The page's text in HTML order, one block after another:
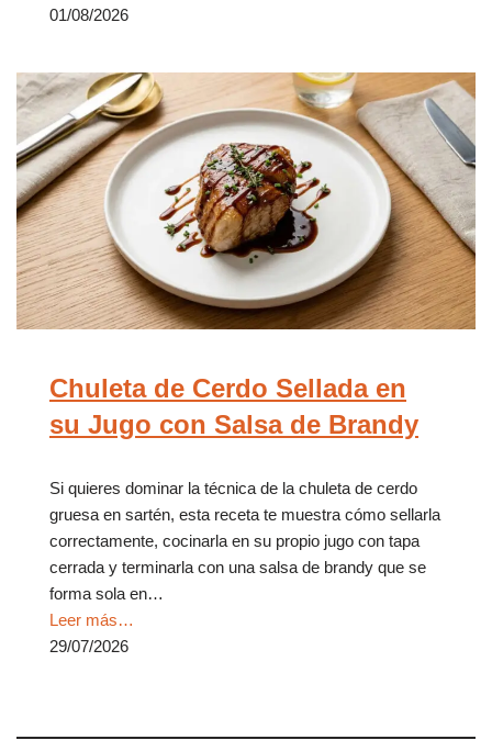
01/08/2026
Chuleta de Cerdo Sellada en
su Jugo con Salsa de Brandy
Si quieres dominar la técnica de la chuleta de cerdo
gruesa en sartén, esta receta te muestra cómo sellarla
correctamente, cocinarla en su propio jugo con tapa
cerrada y terminarla con una salsa de brandy que se
forma sola en…
Leer más…
29/07/2026